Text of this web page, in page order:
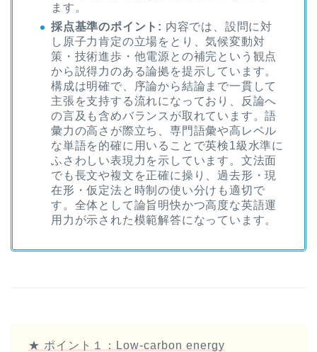
ます。
採点基準のポイント: 内容では、設問に対
し原子力肯定の立場をとり、気候変動対
策・技術進歩・他電源との補完という観点
から説得力のある論拠を提示しています。
構成は明確で、序論から結論まで一貫して
主張を支持する流れになっており、反論へ
の言及も含めバランスが取れています。語
彙力の高さが際立ち、専門語彙や高レベル
な単語を的確に用いることで英検1級水準に
ふさわしい表現力を示しています。文法面
でも長文や複文を正確に操り、過去形・現
在形・仮定法と時制の使い分けも適切で
す。全体として論旨明快かつ高度な英語運
用力が示された模範解答になっています。
★ ポイント１：Low-carbon energy